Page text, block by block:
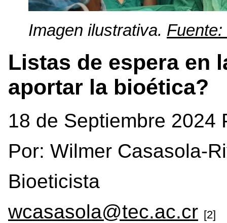
Imagen ilustrativa.
Listas de espera en
aportar la bioética?
18 de Septiembre 2024
Por: Wilmer Casasola-
Bioeticista
wcasasola@tec.ac.cr [2]